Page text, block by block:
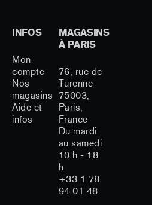
INFOS
Mon
compte
Nos
magasins
Aide et
infos
MAGASINS
À PARIS
76, rue de
Turenne
75003,
Paris,
France
Du mardi
au samedi
10 h - 18
h
+33 1 78
94 01 48